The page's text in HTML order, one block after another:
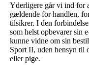
Yderligere går vi ind for
gældende for handlen,
tilsikrer. I den
som helst opbevarer sin
kunne vidne om sin
Sport II, uden hensyn til
eller pige.